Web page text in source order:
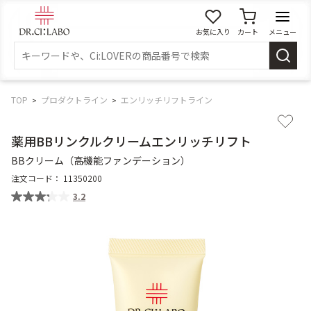
お気に入り カート メニュー
マイページ
スキンケア
商品カテゴリーから探す
角質・導入美容液 化粧水
TOP プロダクトライン エンリッチリフトライン
薬用BBリンクルクリームエンリッチリフト
BBクリーム（高機能ファンデーション）
注文コード： 11350200
3.2